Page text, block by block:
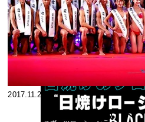
2017.11.28
【速報版】ベ